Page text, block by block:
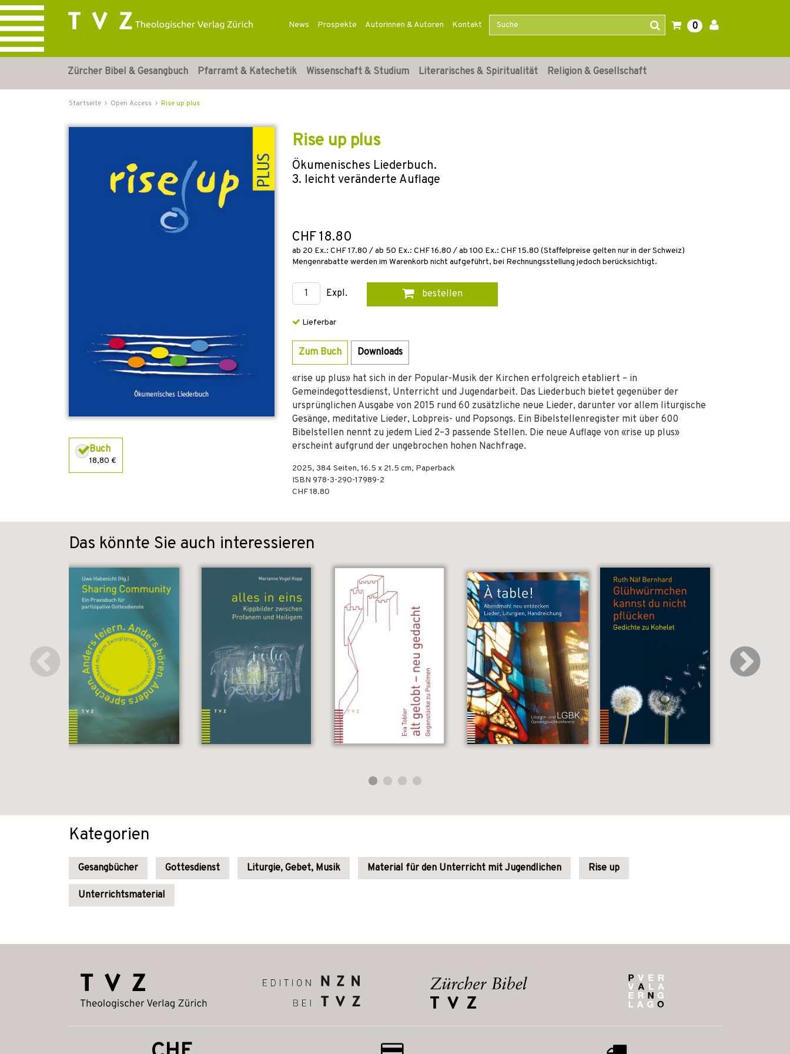
News Prospekte Autorinnen & Autoren Kontakt 0
Zürcher Bibel & Gesangbuch Pfarramt & Katechetik Wissenschaft & Studium Literarisches & Spiritualität Religion & Gesellschaft
Startseite Open Access Rise up plus
Buch
18,80 €
Rise up plus
Ökumenisches Liederbuch.
3. leicht veränderte Auflage
CHF 18.80
ab 20 Ex.: CHF 17.80 / ab 50 Ex.: CHF 16.80 / ab 100 Ex.: CHF 15.80 (Staffelpreise gelten nur in der Schweiz)
Mengenrabatte werden im Warenkorb nicht aufgeführt, bei Rechnungsstellung jedoch berücksichtigt.
Expl. bestellen
Lieferbar
Zum Buch Downloads
«rise up plus» hat sich in der Popular-Musik der Kirchen erfolgreich etabliert – in
Gemeindegottesdienst, Unterricht und Jugendarbeit. Das Liederbuch bietet gegenüber der
ursprünglichen Ausgabe von 2015 rund 60 zusätzliche neue Lieder, darunter vor allem liturgische
Gesänge, meditative Lieder, Lobpreis- und Popsongs. Ein Bibelstellenregister mit über 600
Bibelstellen nennt zu jedem Lied 2–3 passende Stellen. Die neue Auflage von «rise up plus»
erscheint aufgrund der ungebrochen hohen Nachfrage.
2025, 384 Seiten, 16.5 x 21.5 cm, Paperback
ISBN 978-3-290-17989-2
CHF 18.80
Das könnte Sie auch interessieren
Kategorien
Gesangbücher Gottesdienst Liturgie, Gebet, Musik Material für den Unterricht mit Jugendlichen Rise up
Unterrichtsmaterial